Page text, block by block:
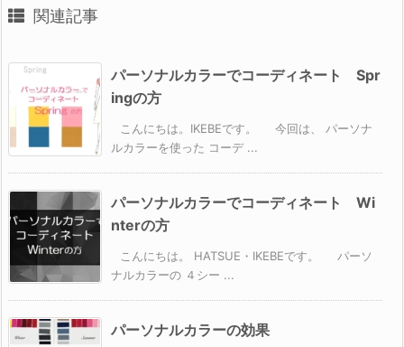
関連記事
パーソナルカラーでコーディネート Spr
ingの方
こんにちは。IKEBEです。 今回は、 パーソナ
ルカラーを使った コーデ ...
パーソナルカラーでコーディネート Wi
nterの方
こんにちは。 HATSUE・IKEBEです。 パーソ
ナルカラーの ４シー ...
パーソナルカラーの効果